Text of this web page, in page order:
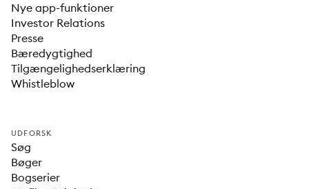
Nye app-funktioner
Investor Relations
Presse
Bæredygtighed
Tilgængelighedserklæring
Whistleblow
UDFORSK
Søg
Bøger
Bogserier